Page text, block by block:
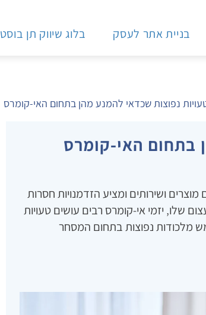
בניית אתר לעסק בלוג שיווק תן בוסט
ושירותים ומציע הזדמנויות חסרות
שלו‚ יזמי אי-קומרס רבים עושים טעויות
מלכודות נפוצות בתחום המסחר